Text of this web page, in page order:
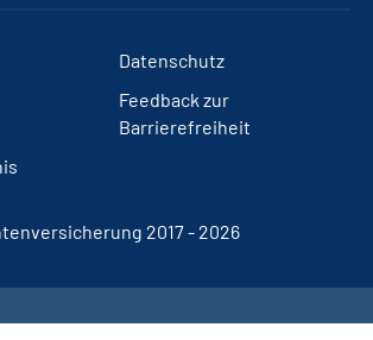
Datenschutz
Feedback zur
Barrierefreiheit
2017 - 2026